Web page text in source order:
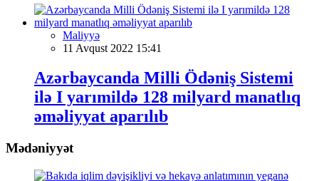
Maliyyə
11 Avqust 2022 15:41
Azərbaycanda Milli Ödəniş Sistemi
ilə I yarımildə 128 milyard manatlıq
əməliyyat aparılıb
Mədəniyyət